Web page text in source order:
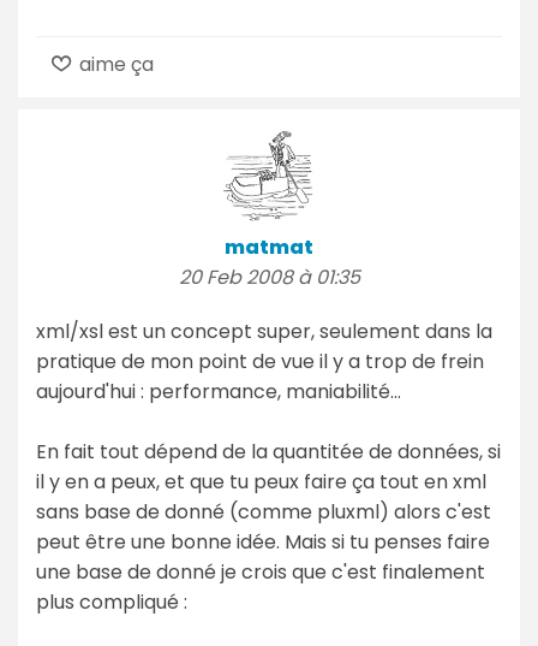
aime ça
matmat
20 Feb 2008 à 01:35
xml/xsl est un concept super, seulement dans la
pratique de mon point de vue il y a trop de frein
aujourd'hui : performance, maniabilité...
En fait tout dépend de la quantitée de données, si
il y en a peux, et que tu peux faire ça tout en xml
sans base de donné (comme pluxml) alors c'est
peut être une bonne idée. Mais si tu penses faire
une base de donné je crois que c'est finalement
plus compliqué :